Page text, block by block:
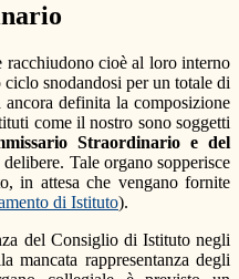
cioè al loro interno
snodandosi per un totale di
definita la composizione
come il nostro sono soggetti
Straordinario e del
Tale organo sopperisce
in attesa che vengano fornite
di Istituto).
del Consiglio di Istituto negli
mancata rappresentanza degli